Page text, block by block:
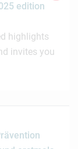
edition
highlights
invites you